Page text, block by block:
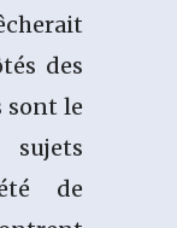
des
sont le
de